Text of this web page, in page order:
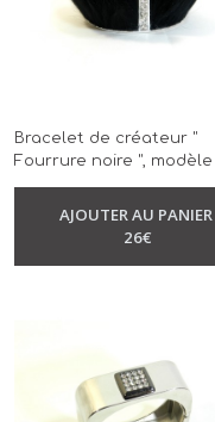
Bracelet de créateur "
Fourrure noire ", modèle
unique, réalisé à la main
BraceletAJOUTER AU PANIER
26€